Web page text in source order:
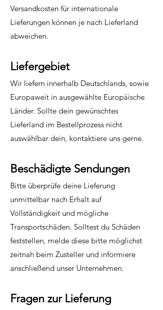
Versandkosten für internationale
Lieferungen können je nach Lieferland
abweichen.
Liefergebiet
Wir liefern innerhalb Deutschlands, sowie
Europaweit in ausgewählte Europäische
Länder. Sollte dein gewünschtes
Lieferland im Bestellprozess nicht
auswählbar dein, kontaktiere uns gerne.
Beschädigte Sendungen
Bitte überprüfe deine Lieferung
unmittelbar nach Erhalt auf
Vollständigkeit und mögliche
Transportschäden. Solltest du Schäden
feststellen, melde diese bitte möglichst
zeitnah beim Zusteller und informiere
anschließend unser Unternehmen.
Fragen zur Lieferung